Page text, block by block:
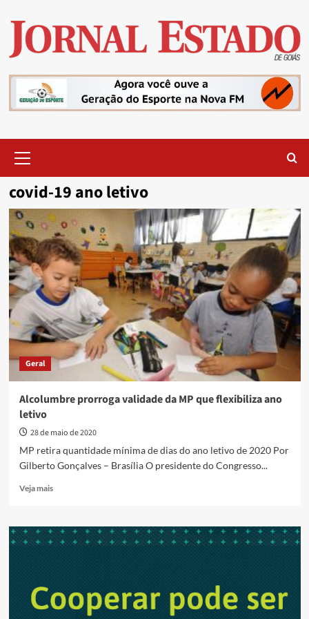
content
Menu
covid-19 ano letivo
Geral
Alcolumbre prorroga validade da MP que flexibiliza ano
letivo
28 de maio de 2020
MP retira quantidade mínima de dias do ano letivo de 2020 Por
Gilberto Gonçalves – Brasília O presidente do Congresso...
Veja maisRead
Alcolumbre
prorroga
que
flexibiliza